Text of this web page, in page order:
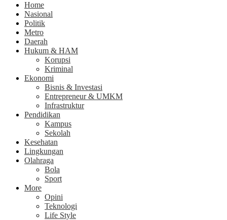
Home
Nasional
Politik
Metro
Daerah
Hukum & HAM
Korupsi
Kriminal
Ekonomi
Bisnis & Investasi
Entrepreneur & UMKM
Infrastruktur
Pendidikan
Kampus
Sekolah
Kesehatan
Lingkungan
Olahraga
Bola
Sport
More
Opini
Teknologi
Life Style